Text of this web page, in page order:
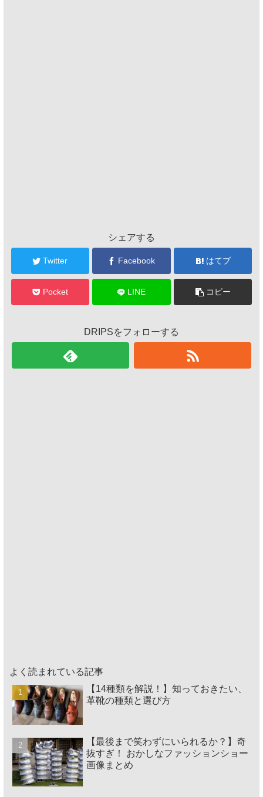
シェアする
Twitter Facebook はてブ
Pocket LINE コピー
DRIPSをフォローする
よく読まれている記事
【14種類を解説！】知っておきたい、
革靴の種類と選び方
【最後まで笑わずにいられるか？】奇
抜すぎ！ おかしなファッションショー
画像まとめ